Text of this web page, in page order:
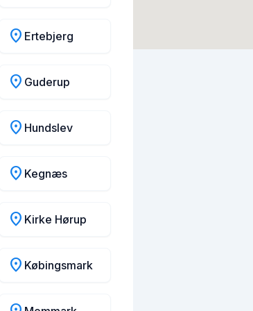
location_on Ertebjerg
location_on Guderup
location_on Hundslev
location_on Kegnæs
location_on Kirke Hørup
location_on Købingsmark